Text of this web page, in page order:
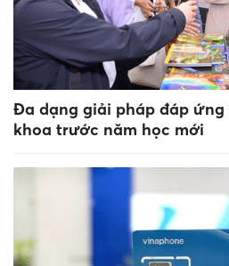
Đa dạng giải pháp đáp ứng
khoa trước năm học mới